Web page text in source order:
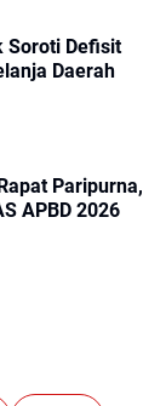
Soroti Defisit
Daerah
Paripurna,
APBD 2026